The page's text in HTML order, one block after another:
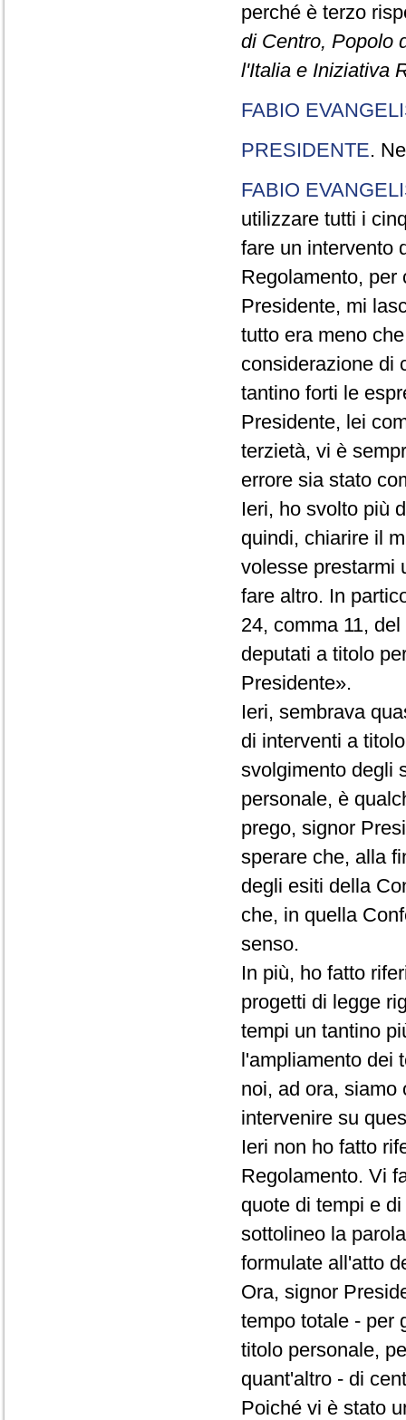
perché è terzo
di Centro, Popolo
l'Italia e Iniziativa
FABIO
PRESIDENTE.
FABIO
utilizzare tutti i
fare un intervento
Regolamento, per
Presidente, mi
tutto era meno
considerazione di
tantino forti le
Presidente, lei
terzietà, vi è
errore sia stato
Ieri, ho svolto più
quindi, chiarire il
volesse prestarmi
fare altro. In
24, comma 11,
deputati a titolo
Presidente».
Ieri, sembrava
di interventi a
svolgimento degli
personale, è
prego, signor
sperare che, alla
degli esiti della
che, in quella
senso.
In più, ho fatto
progetti di legge
tempi un tantino
l'ampliamento dei
noi, ad ora, siamo
intervenire su
Ieri non ho fatto
Regolamento. Vi
quote di tempi e
sottolineo la
formulate all'atto
Ora, signor
tempo totale - per
titolo personale,
quant'altro - di
Poiché vi è stato